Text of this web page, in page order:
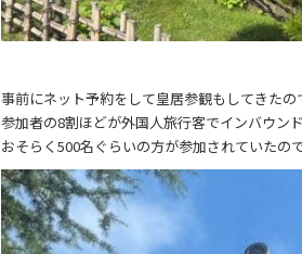
事前にネット予約をして皇居参観もしてきたの
参加者の8割ほどが外国人旅行客でインバウン
おそらく500名ぐらいの方が参加されていたので